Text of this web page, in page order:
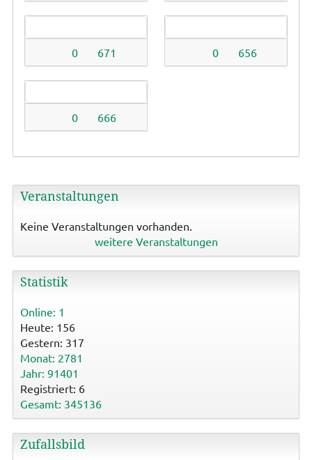
0 671 0 656
0 666
Veranstaltungen
Keine Veranstaltungen vorhanden.
weitere Veranstaltungen
Statistik
Online: 1
Heute: 156
Gestern: 317
Monat: 2781
Jahr: 91401
Registriert: 6
Gesamt: 345136
Zufallsbild